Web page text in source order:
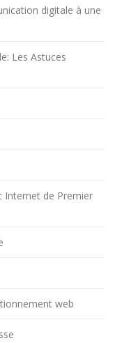
digitale à une
Les Astuces
Internet de Premier
web